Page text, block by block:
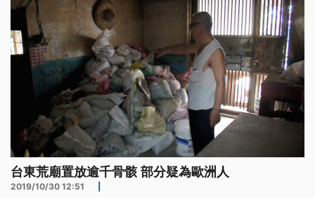
3日公開道歉，並表示將負起完全
台東荒廟置放逾千骨骸 部分疑為歐洲人
2019/10/30 12:51